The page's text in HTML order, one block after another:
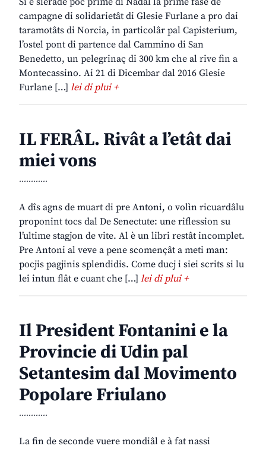
campagne di solidarietât di Glesie Furlane a pro dai
taramotâts di Norcia, in particolâr pal Capisterium,
l’ostel pont di partence dal Cammino di San
Benedetto, un pelegrinaç di 300 km che al rive fin a
Montecassino. Ai 21 di Dicembar dal 2016 Glesie
Furlane […] lei di plui +
IL FERÂL. Rivât a l’etât dai
miei vons
............
A dîs agns de muart di pre Antoni, o volìn ricuardâlu
proponint tocs dal De Senectute: une riflession su
l’ultime stagjon de vite. Al è un libri restât incomplet.
Pre Antoni al veve a pene scomençât a meti man:
pocjis pagjinis splendidis. Come ducj i siei scrits si lu
lei intun flât e cuant che […] lei di plui +
Il President Fontanini e la
Provincie di Udin pal
Setantesim dal Movimento
Popolare Friulano
............
La fin de seconde vuere mondiâl e à fat nassi